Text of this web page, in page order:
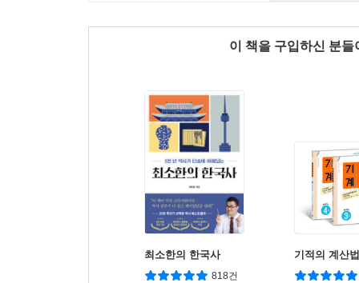
이 책을 구입하신 분
최소한의 한국사
818건
기적의 계산